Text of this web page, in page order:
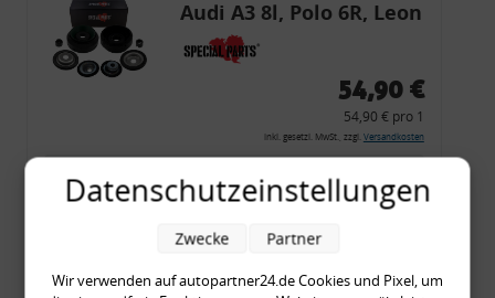
Audi A3 8l, Polo 6R, Leon
54,90 €
54,90 € pro 1
inkl. gesetzl. MwSt., zzgl. Versandkosten
Merkzettel
Datenschutzeinstellungen
Wir verwenden auf autopartner24.de Cookies und Pixel, um
Zwecke Partner